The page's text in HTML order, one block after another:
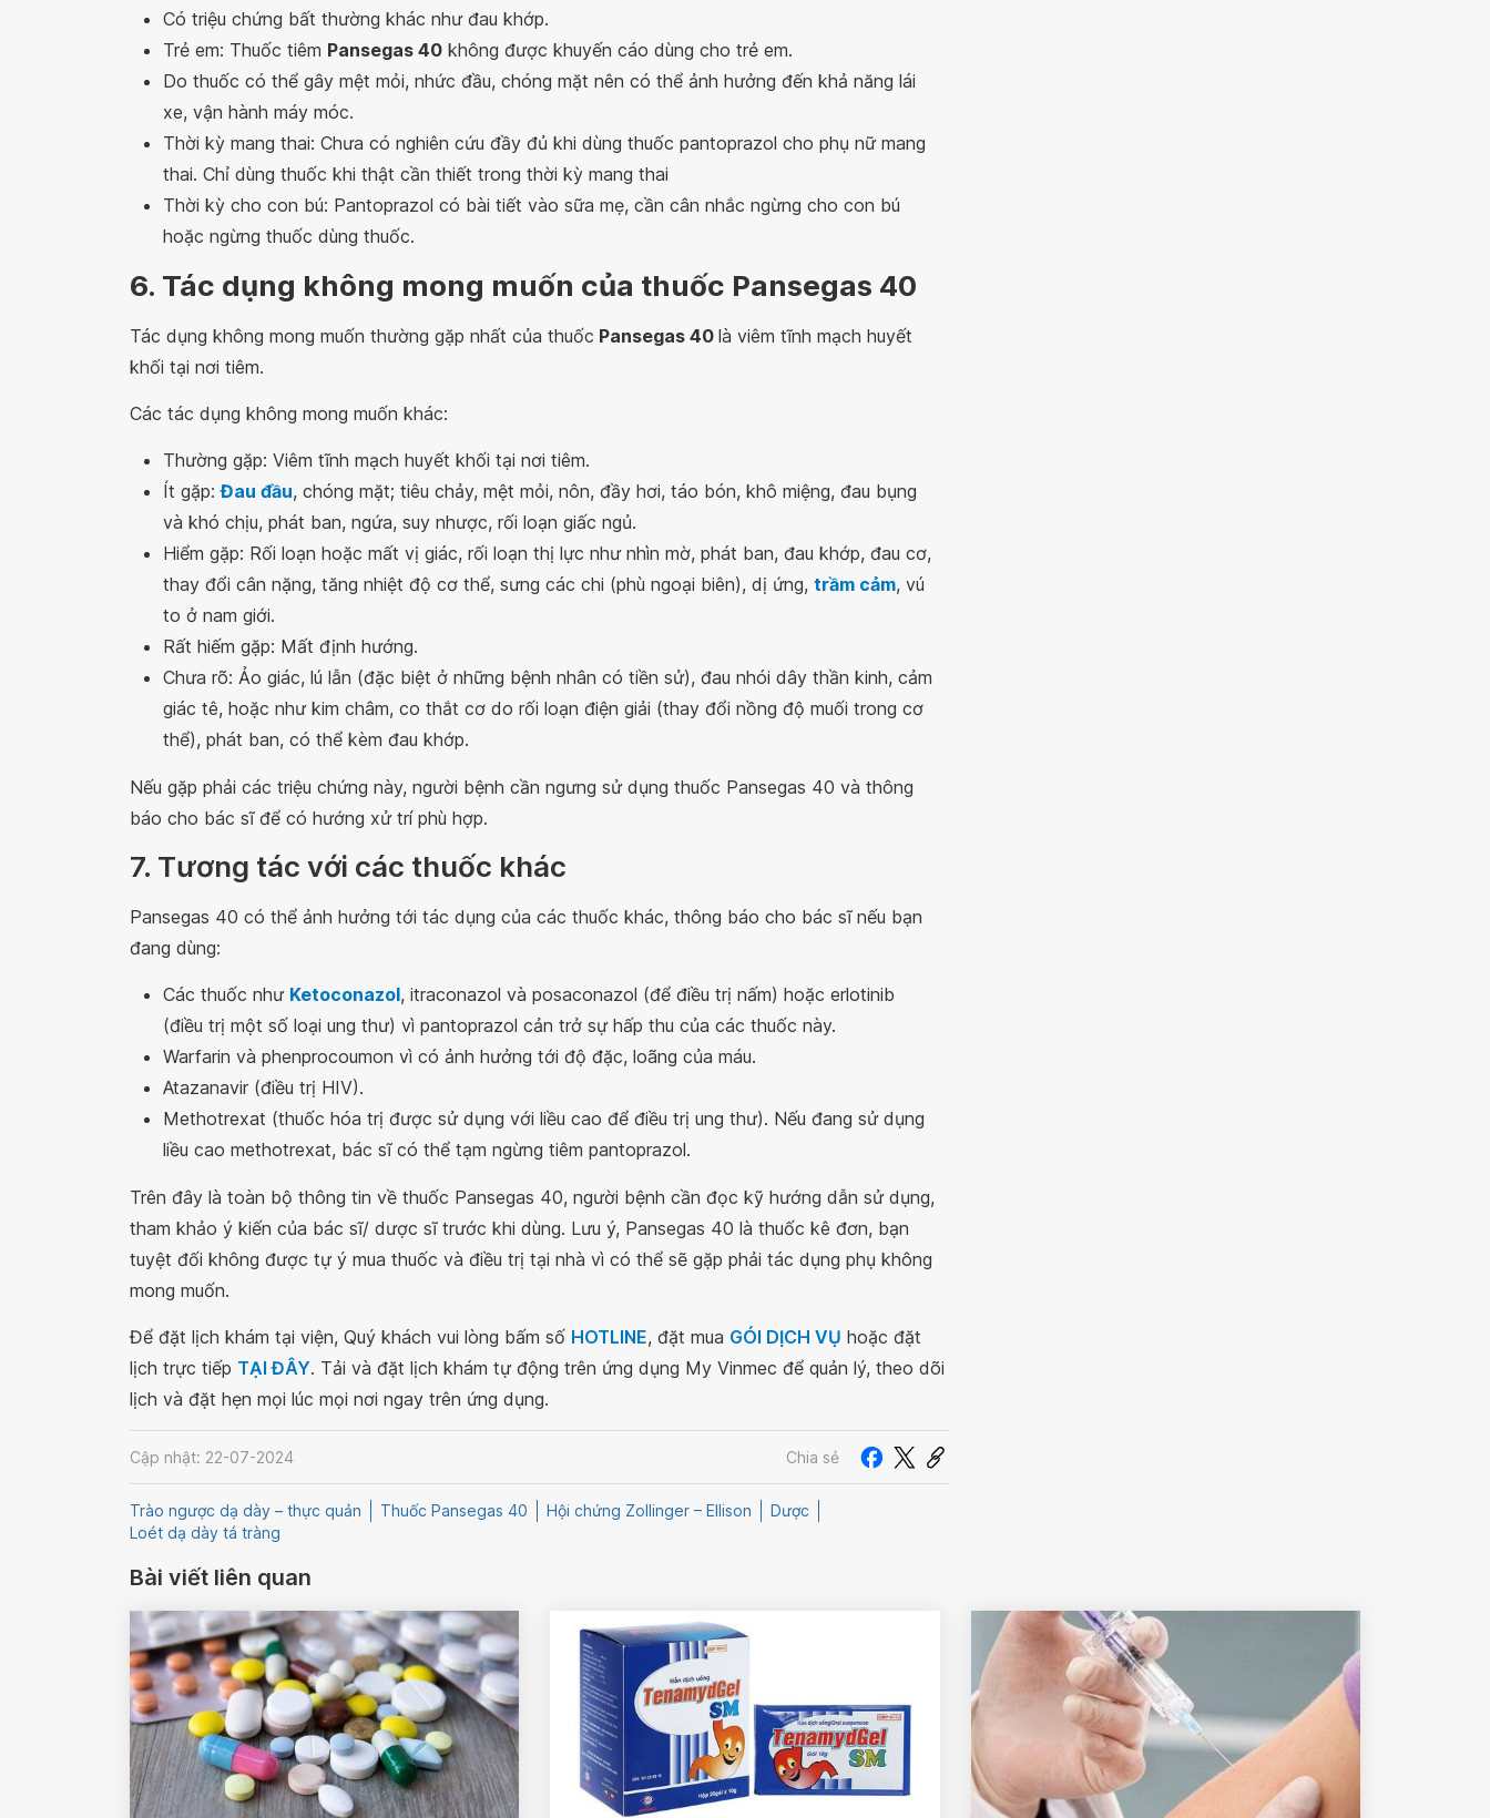
Có triệu chứng bất thường khác như đau khớp.
Trẻ em: Thuốc tiêm Pansegas 40 không được khuyến cáo dùng cho trẻ em.
Do thuốc có thể gây mệt mỏi, nhức đầu, chóng mặt nên có thể ảnh hưởng đến khả năng lái
xe, vận hành máy móc.
Thời kỳ mang thai: Chưa có nghiên cứu đầy đủ khi dùng thuốc pantoprazol cho phụ nữ mang
thai. Chỉ dùng thuốc khi thật cần thiết trong thời kỳ mang thai
Thời kỳ cho con bú: Pantoprazol có bài tiết vào sữa mẹ, cần cân nhắc ngừng cho con bú
hoặc ngừng thuốc dùng thuốc.
6. Tác dụng không mong muốn của thuốc Pansegas 40
Tác dụng không mong muốn thường gặp nhất của thuốc Pansegas 40 là viêm tĩnh mạch huyết
khối tại nơi tiêm.
Các tác dụng không mong muốn khác:
Thường gặp: Viêm tĩnh mạch huyết khối tại nơi tiêm.
Ít gặp:Đau đầu, chóng mặt; tiêu chảy, mệt mỏi, nôn, đầy hơi, táo bón, khô miệng, đau bụng
và khó chịu, phát ban, ngứa, suy nhược, rối loạn giấc ngủ.
Hiểm gặp: Rối loạn hoặc mất vị giác, rối loạn thị lực như nhìn mờ, phát ban, đau khớp, đau cơ,
thay đổi cân nặng, tăng nhiệt độ cơ thể, sưng các chi (phù ngoại biên), dị ứng, trầm cảm, vú
to ở nam giới.
Rất hiếm gặp: Mất định hướng.
Chưa rõ: Ảo giác, lú lẫn (đặc biệt ở những bệnh nhân có tiền sử), đau nhói dây thần kinh, cảm
giác tê, hoặc như kim châm, co thắt cơ do rối loạn điện giải (thay đổi nồng độ muối trong cơ
thể), phát ban, có thể kèm đau khớp.
Nếu gặp phải các triệu chứng này, người bệnh cần ngưng sử dụng thuốc Pansegas 40 và thông
báo cho bác sĩ để có hướng xử trí phù hợp.
7. Tương tác với các thuốc khác
Pansegas 40 có thể ảnh hưởng tới tác dụng của các thuốc khác, thông báo cho bác sĩ nếu bạn
đang dùng:
Các thuốc như Ketoconazol, itraconazol và posaconazol (để điều trị nấm) hoặc erlotinib
(điều trị một số loại ung thư) vì pantoprazol cản trở sự hấp thu của các thuốc này.
Warfarin và phenprocoumon vì có ảnh hưởng tới độ đặc, loãng của máu.
Atazanavir (điều trị HIV).
Methotrexat (thuốc hóa trị được sử dụng với liều cao để điều trị ung thư). Nếu đang sử dụng
liều cao methotrexat, bác sĩ có thể tạm ngừng tiêm pantoprazol.
Trên đây là toàn bộ thông tin về thuốc Pansegas 40, người bệnh cần đọc kỹ hướng dẫn sử dụng,
tham khảo ý kiến của bác sĩ/ dược sĩ trước khi dùng. Lưu ý, Pansegas 40 là thuốc kê đơn, bạn
tuyệt đối không được tự ý mua thuốc và điều trị tại nhà vì có thể sẽ gặp phải tác dụng phụ không
mong muốn.
Để đặt lịch khám tại viện, Quý khách vui lòng bấm số HOTLINE, đặt mua GÓI DỊCH VỤ hoặc đặt
lịch trực tiếp TẠI ĐÂY. Tải và đặt lịch khám tự động trên ứng dụng My Vinmec để quản lý, theo dõi
lịch và đặt hẹn mọi lúc mọi nơi ngay trên ứng dụng.
Cập nhật: 22-07-2024 Chia sẻ
Trào ngược dạ dày – thực quản Thuốc Pansegas 40 Hội chứng Zollinger – Ellison
Dược
Loét dạ dày tá tràng
Bài viết liên quan